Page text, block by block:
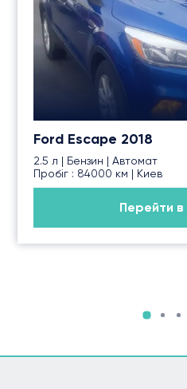
Ford Escape 2018
2.5 л | Бензин | Автомат
Пробіг : 84000 км | Киев
Перейти в